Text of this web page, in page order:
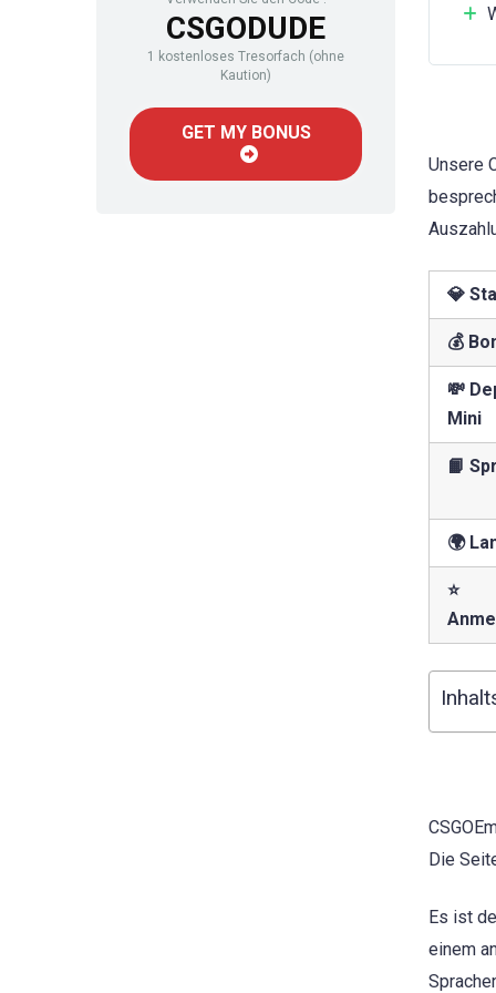
CSGODUDE
1 kostenloses Tresorfach (ohne
Kaution)
GET MY BONUS
Unsere
💎
💰
💸
Mini
📙
🌍
⭐
Die
Es ist
einem